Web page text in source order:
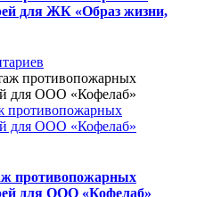
для ЖК «Образ жизни,
противопожарных
для ООО «Кофелаб»
противопожарных
для ООО «Кофелаб»